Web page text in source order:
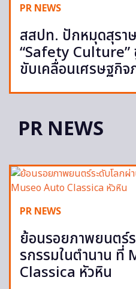
PR NEWS
สสปท. ปักหมุดสุรา
“Safety
ขับเคลื่อนเศรษฐกิจ
PR NEWS
PR NEWS
ย้อนรอยภาพยนตร์
รกรรมในตำนาน ที่
Classica หัวหิน